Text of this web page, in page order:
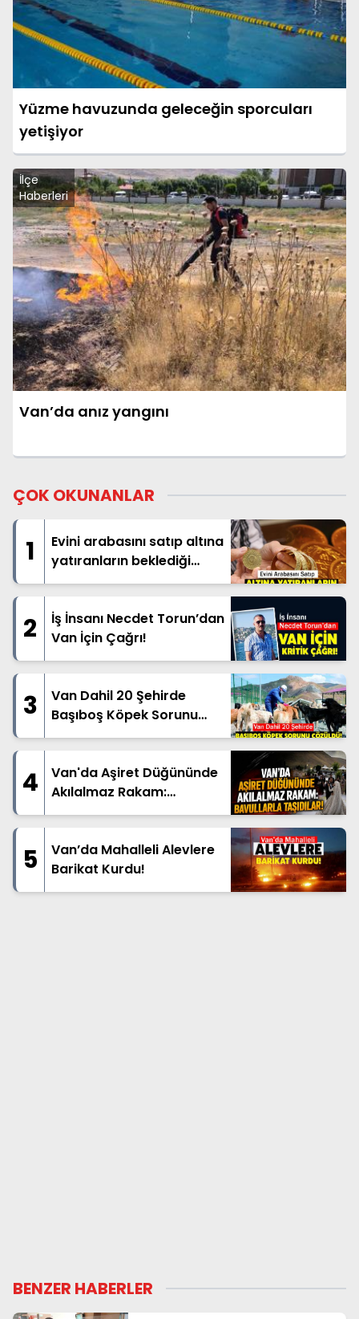
Yüzme havuzunda geleceğin sporcuları
yetişiyor
İlçe
Haberleri
Van’da anız yangını
ÇOK OKUNANLAR
1
Evini arabasını satıp altına
yatıranların beklediği
haber geldi
2
İş İnsanı Necdet Torun’dan
Van İçin Çağrı!
3
Van Dahil 20 Şehirde
Başıboş Köpek Sorunu
Çözüldü!
4
Van'da Aşiret Düğününde
Akılalmaz Rakam:
Bavullarla Taşıdılar!
5
Van’da Mahalleli Alevlere
Barikat Kurdu!
BENZER HABERLER